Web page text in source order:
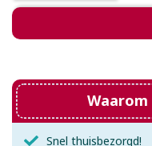
Snel thuisbezorgd!